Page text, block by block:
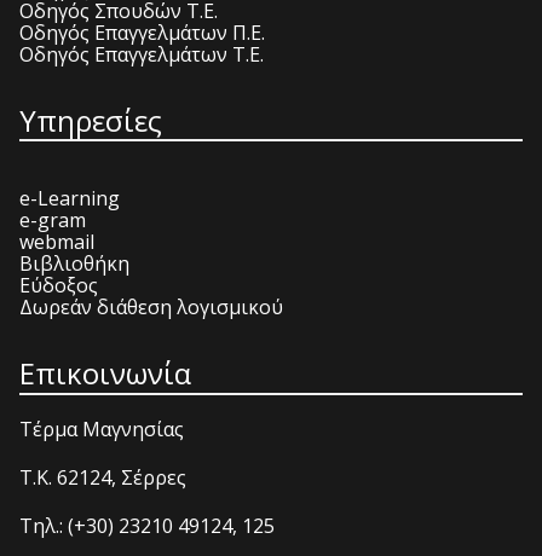
Οδηγός Σπουδών Τ.Ε.
Οδηγός Επαγγελμάτων Π.Ε.
Οδηγός Επαγγελμάτων Τ.Ε.
Υπηρεσίες
e-Learning
e-gram
webmail
Βιβλιοθήκη
Εύδοξος
Δωρεάν διάθεση λογισμικού
Επικοινωνία
Τέρμα Μαγνησίας
T.K. 62124, Σέρρες
Τηλ.: (+30) 23210 49124, 125